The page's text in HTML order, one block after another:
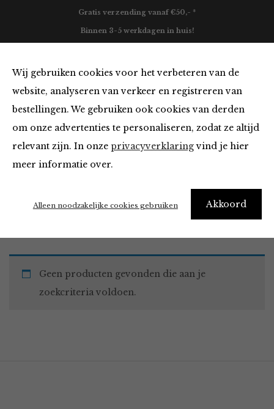
Wij gebruiken cookies voor het verbeteren van de
website, analyseren van verkeer en registreren van
bestellingen. We gebruiken ook cookies van derden
om onze advertenties te personaliseren, zodat ze altijd
relevant zijn. In onze privacyverklaringvind je hier
meer informatie over.
Akkoord
Alleen noodzakelijke cookies gebruiken
Gratis verzending vanaf €50,- *
Binnen 3-5 werkdagen in huis!
Must Haves
Home Winkel Accessoires Must Haves
Geen producten gevonden die aan je
zoekcriteria voldoen.